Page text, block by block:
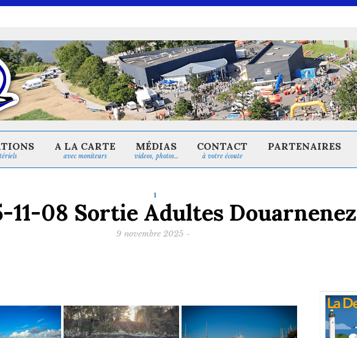
avec moniteurs
A LA CARTE
videos, photos…
MÉDIAS
à votre écoute
CONTACT PARTENAIRES
1
11-08 Sortie Adultes Douarnenez
9 novembre 2025 -